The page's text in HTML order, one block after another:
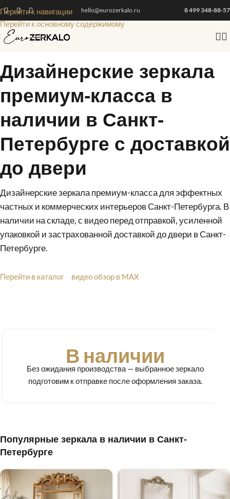
Перейти к навигации
Перейти к основному содержимому
hello@eurozerkalo.ru 8 499 348-88-57
Дизайнерские зеркала
премиум-класса в
наличии в Санкт-
Петербурге с доставкой
до двери
Дизайнерские зеркала премиум-класса для эффектных
частных и коммерческих интерьеров Санкт-Петербурга. В
наличии на складе, с видео перед отправкой, усиленной
упаковкой и застрахованной доставкой до двери в Санкт-
Петербурге.
Перейти в каталог видео обзор в MAX
В наличии
Без ожидания производства — выбранное зеркало
подготовим к отправке после оформления заказа.
Популярные зеркала в наличии в Санкт-
Петербурге